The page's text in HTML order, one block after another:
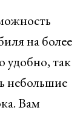
на более
удобно, так
небольшие
Вам